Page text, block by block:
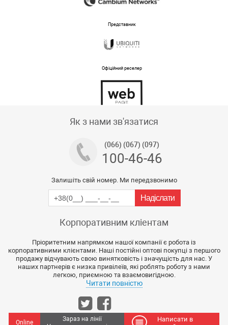
Представник
Офіційний реселер
Як з нами зв'язатися
(066) (067) (097)
100-46-46
Залишіть свій номер. Ми передзвонимо
Корпоративним кліентам
Пріоритетним напрямком нашої компанії є робота із
корпоративними клієнтами. Наші постійні оптові покупці з першого
продажу відчувають свою винятковість і значущість для нас. У
наших партнерів є низка привілеїв, які роблять роботу з нами
легкою, приємною та взаємовигідною.
Читати повністю
Online
Зараз на лінії
Написати в